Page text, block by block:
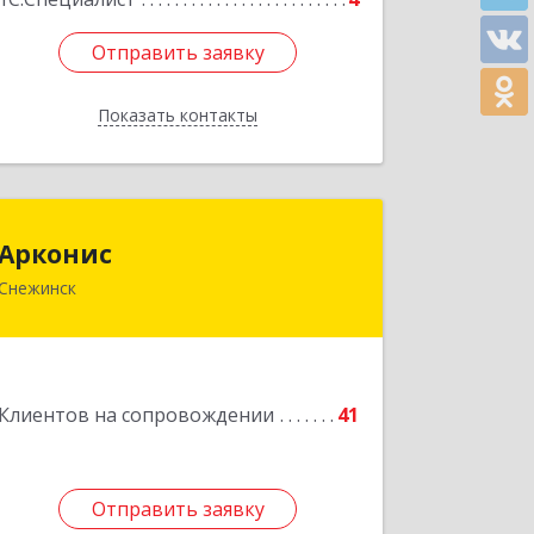
Отправить заявку
Показать контакты
Отправить заявку
Назад
Клиентов на сопровождении 41
Отправить заявку
456773, Челябинская обл, Снежинск г,
Отправить заявку